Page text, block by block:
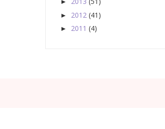
►
► 2012 (41)
► 2011 (4)